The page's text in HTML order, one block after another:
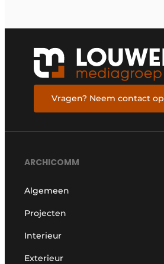
Vragen? Neem contact op
ARCHICOMM
Algemeen
Projecten
Interieur
Exterieur